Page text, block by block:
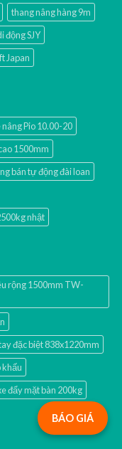
thang nâng hàng 9m
động SJY
Japan
nâng Pio 10.00-20
1500mm
bán tự động đài loan
nhật
rộng 1500mm TW-
đặc biệt 838x1220mm
khấu
đẩy mặt bàn 200kg
BÁO GIÁ